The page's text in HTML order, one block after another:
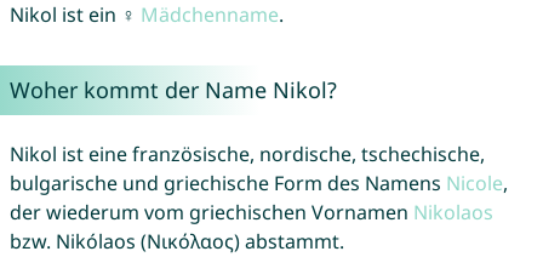
Nikol ist ein ♀ Mädchenname.
Woher kommt der Name Nikol?
Nikol ist eine französische, nordische, tschechische,
bulgarische und griechische Form des Namens Nicole,
der wiederum vom griechischen Vornamen Nikolaos
bzw. Nikólaos (Νικόλαος) abstammt.